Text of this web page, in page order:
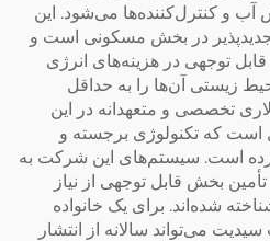
و کنترل‌کننده‌ها می‌شود. این
در بخش مسکونی است و
توجهی در هزینه‌های انرژی
زیستی آن‌ها را به حداقل
تخصصی و متعهدانه در این
مدت بیش از 19 سال است که تکنولوژی برجسته و
است. سیستم‌های این شرکت به
بخش قابل توجهی از نیاز
شده‌اند. برای یک خانواده
می‌تواند سالانه از انتشار